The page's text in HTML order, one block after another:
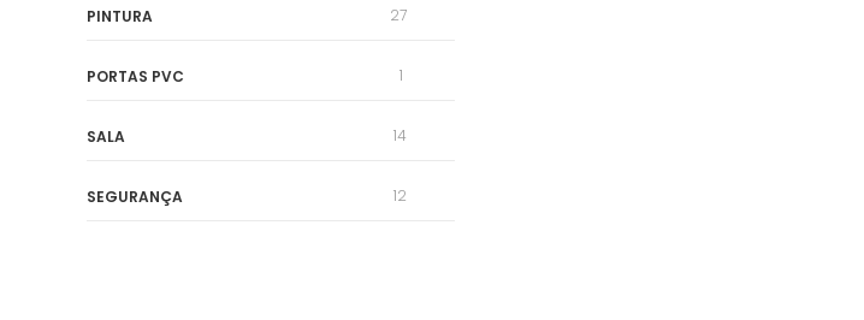
PINTURA 27
PORTAS PVC 1
SALA 14
SEGURANÇA 12